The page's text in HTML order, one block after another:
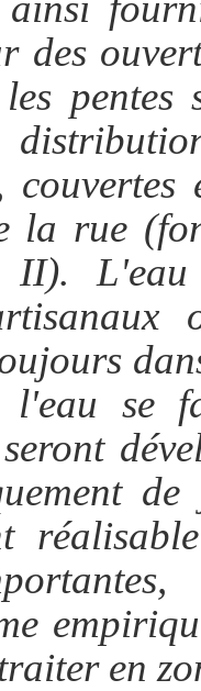
des
pentes
la rue
II). L'eau
se
de
en